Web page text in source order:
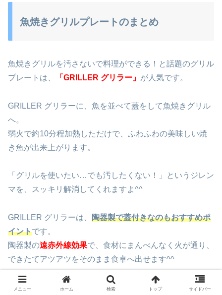
魚焼きグリルプレートのまとめ
魚焼きグリルを汚さないで料理ができる！と話題のグリル
プレートは、
「GRILLER グリラー」 が人気です。
GRILLER グリラーに、魚を並べて蓋をして魚焼きグリル
へ。
弱火で約10分程加熱しただけで、ふわふわの美味しい焼
き魚が出来上がります。
「グリルを使いたい…でも汚したくない！」というジレン
マを、スッキリ解消してくれますよ^^
GRILLER グリラーは、 陶器製で蓋付きなのもおすすめポ
イントです。
陶器製の遠赤外線効果で、食材にまんべんなく火が通り、
できたてアツアツをそのまま食卓へ出せます^^
さらに、 「９つのレシピブック」が付いている ので、
メニュー ホーム 検索 トップ サイドバー